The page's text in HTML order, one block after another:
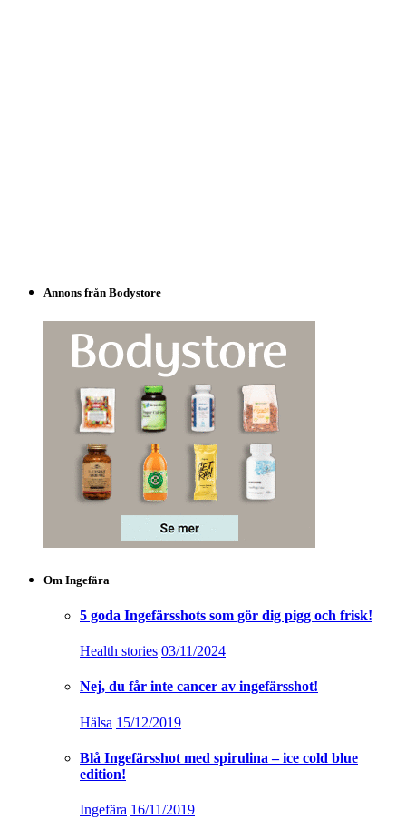
Annons från Bodystore
Om Ingefära
5 goda Ingefärsshots som gör dig pigg och frisk!
Health stories 03/11/2024
Nej, du får inte cancer av ingefärsshot!
Hälsa 15/12/2019
Blå Ingefärsshot med spirulina – ice cold blue
edition!
Ingefära 16/11/2019